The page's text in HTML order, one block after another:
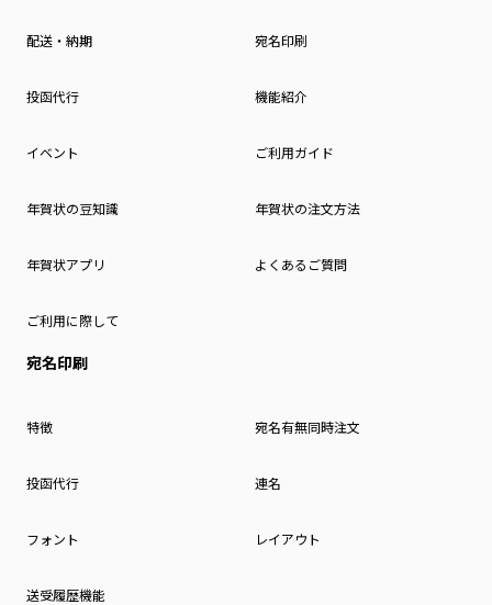
配送・納期 宛名印刷
投函代行 機能紹介
イベント ご利用ガイド
年賀状の豆知識 年賀状の注文方法
年賀状アプリ よくあるご質問
ご利用に際して
宛名印刷
特徴 宛名有無同時注文
投函代行 連名
フォント レイアウト
送受履歴機能